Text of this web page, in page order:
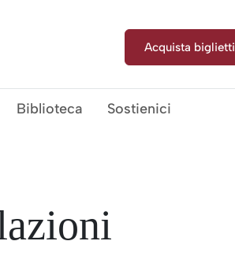
Archeologico
Acquista biglietti
Biblioteca Sostienici